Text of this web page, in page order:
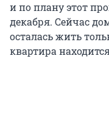
и по плану этот
декабря. Сейчас
осталась жить
квартира